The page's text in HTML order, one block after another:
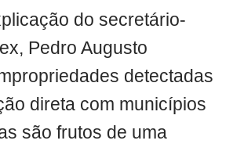
do secretário-
Pedro Augusto
detectadas
direta com municípios
são frutos de uma